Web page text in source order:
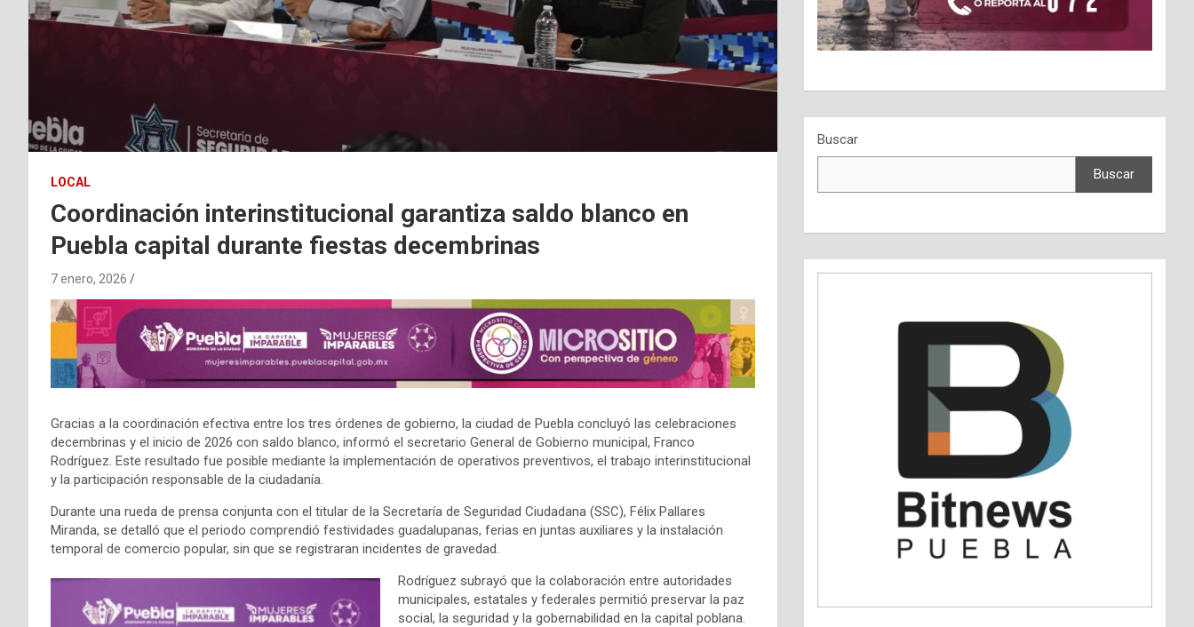
LOCAL
Coordinación interinstitucional garantiza saldo blanco en
Puebla capital durante fiestas decembrinas
7 enero, 2026
Gracias a la coordinación efectiva entre los tres órdenes de gobierno, la ciudad de Puebla concluyó las celebraciones
decembrinas y el inicio de 2026 con saldo blanco, informó el secretario General de Gobierno municipal, Franco
Rodríguez. Este resultado fue posible mediante la implementación de operativos preventivos, el trabajo interinstitucional
y la participación responsable de la ciudadanía.
Durante una rueda de prensa conjunta con el titular de la Secretaría de Seguridad Ciudadana (SSC), Félix Pallares
Miranda, se detalló que el periodo comprendió festividades guadalupanas, ferias en juntas auxiliares y la instalación
temporal de comercio popular, sin que se registraran incidentes de gravedad.
Rodríguez subrayó que la colaboración entre autoridades
municipales, estatales y federales permitió preservar la paz
social, la seguridad y la gobernabilidad en la capital poblana.
Buscar
Buscar